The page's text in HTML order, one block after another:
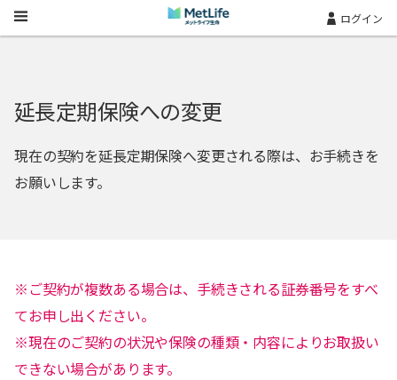
Skip Navigation ログイン
延長定期保険への変更
現在の契約を延長定期保険へ変更される際は、お手続きを
お願いします。
※ご契約が複数ある場合は、手続きされる証券番号をすべ
てお申し出ください。
※現在のご契約の状況や保険の種類・内容によりお取扱い
できない場合があります。